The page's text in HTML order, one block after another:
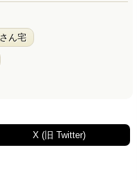
ん宅
X (旧 Twitter)